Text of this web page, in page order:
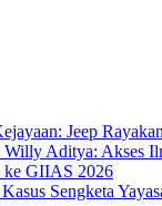
Jeep
Aditya: Akses
ke GIIAS 2026
Kasus Sengketa